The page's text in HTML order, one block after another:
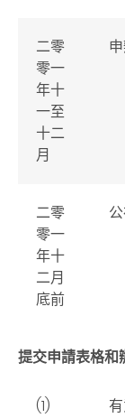
二零
零一
年十
一至
十二
月
二零
零一
年十
二月
底前
提交申請表格和
(1)